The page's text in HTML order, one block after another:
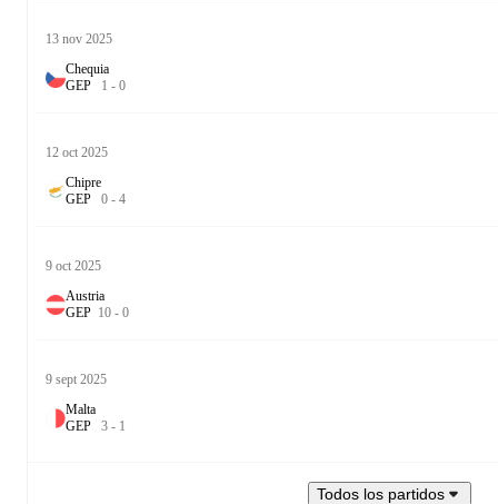
13 nov 2025
Chequia
GEP 1 - 0
12 oct 2025
Chipre
GEP 0 - 4
9 oct 2025
Austria
GEP 10 - 0
9 sept 2025
Malta
GEP 3 - 1
Todos los partidos